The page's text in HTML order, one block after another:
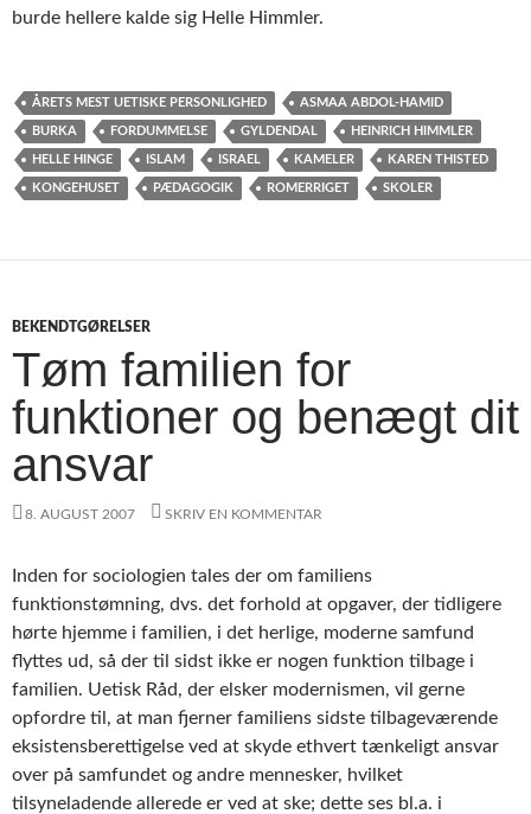
burde hellere kalde sig Helle Himmler.
ÅRETS MEST UETISKE PERSONLIGHED ASMAA ABDOL-HAMID
BURKA FORDUMMELSE GYLDENDAL HEINRICH HIMMLER
HELLE HINGE ISLAM ISRAEL KAMELER KAREN THISTED
KONGEHUSET PÆDAGOGIK ROMERRIGET SKOLER
BEKENDTGØRELSER
Tøm familien for
funktioner og benægt dit
ansvar
8. AUGUST 2007 SKRIV EN KOMMENTAR
Inden for sociologien tales der om familiens
funktionstømning, dvs. det forhold at opgaver, der tidligere
hørte hjemme i familien, i det herlige, moderne samfund
flyttes ud, så der til sidst ikke er nogen funktion tilbage i
familien. Uetisk Råd, der elsker modernismen, vil gerne
opfordre til, at man fjerner familiens sidste tilbageværende
eksistensberettigelse ved at skyde ethvert tænkeligt ansvar
over på samfundet og andre mennesker, hvilket
tilsyneladende allerede er ved at ske; dette ses bl.a. i